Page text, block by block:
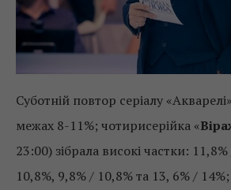
Суботній повтор серіалу
межах 8-11%; чотирисерійка «
23:00) зібрала високі частки:
10,8%, 9,8% / 10,8% та 13, 6% /